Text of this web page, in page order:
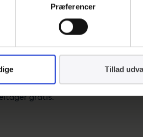
Præferencer
Tillad
deltagelsen?
i 2-3 møder årligt. Programmet
eller afholder. Den
indlæggene, så der sikres
gratis.